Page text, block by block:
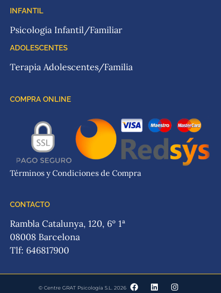
INFANTIL
Psicologia Infantil/Familiar
ADOLESCENTES
Terapia Adolescentes/Familia
COMPRA ONLINE
Términos y Condiciones de Compra
CONTACTO
Rambla Catalunya, 120, 6º 1ª
08008 Barcelona
Tlf: 646817900
© Centre GRAT Psicología S.L. 2026